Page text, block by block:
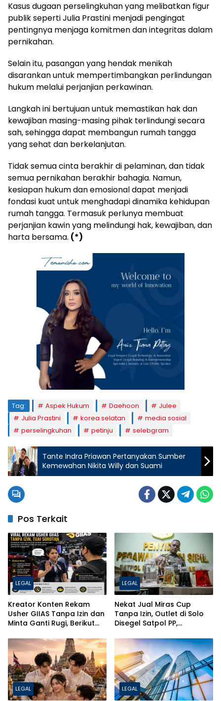
Kasus dugaan perselingkuhan yang melibatkan figur
publik seperti Julia Prastini menjadi pengingat
pentingnya menjaga komitmen dan integritas dalam
pernikahan.
Selain itu, pasangan yang hendak menikah
disarankan untuk mempertimbangkan perlindungan
hukum melalui perjanjian perkawinan.
Langkah ini bertujuan untuk memastikan hak dan
kewajiban masing-masing pihak terlindungi secara
sah, sehingga dapat membangun rumah tangga
yang sehat dan berkelanjutan.
Tidak semua cinta berakhir di pelaminan, dan tidak
semua pernikahan berakhir bahagia. Namun,
kesiapan hukum dan emosional dapat menjadi
fondasi kuat untuk menghadapi dinamika kehidupan
rumah tangga. Termasuk perlunya membuat
perjanjian kawin yang melindungi hak, kewajiban, dan
harta bersama. (*)
Tag: Aspek Hukum Daehoon
Julee
Julia Prastini
korea selatan
media sosial
perselingkuhan
petinju selebgram
Tante Indra Priawan Pertanyakan Sumber
Kemewahan Nikita Willy dan Suami
Pos Terkait
LEGAL
Kreator Konten Rekam
Usher GIIAS Tanpa Izin dan
Minta Ganti Rugi, Berikut
LEGAL
Nekat Jual Miras Cup
Tanpa Izin, Outlet di Solo
Disegel Satpol PP,
MB untuk Bisnis
LEGAL LEGAL